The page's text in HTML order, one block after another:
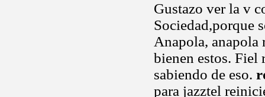
Gustazo ver la v
Sociedad,porque
Anapola, anapola
bienen estos. Fiel
sabiendo de eso.
para jazztel